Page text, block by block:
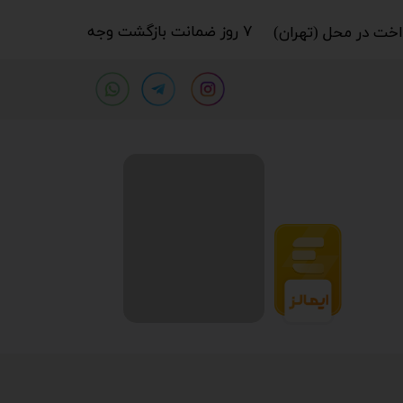
۷ روز ضمانت بازگشت وجه​​​​​​​ در محل (تهران)​​​​​​​